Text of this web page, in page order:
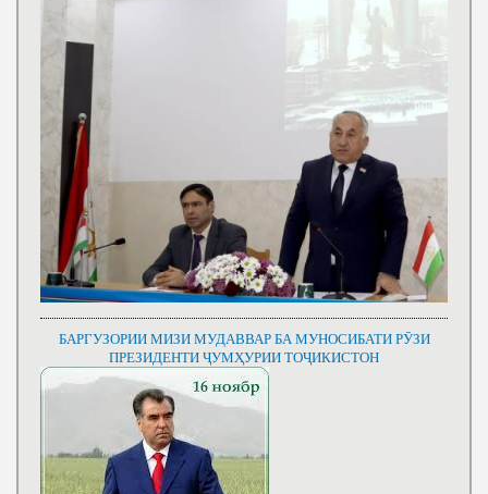
БАРГУЗОРИИ МИЗИ МУДАВВАР БА МУНОСИБАТИ РӮЗИ
ПРЕЗИДЕНТИ ҶУМҲУРИИ ТОҶИКИСТОН